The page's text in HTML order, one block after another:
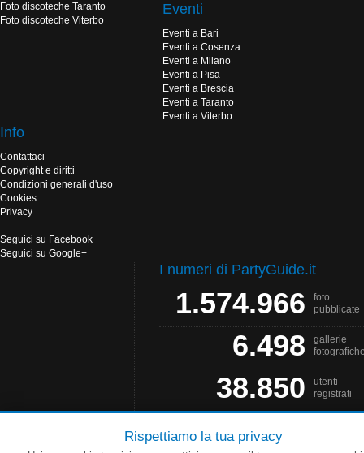
Foto discoteche Taranto
Foto discoteche Viterbo
Eventi
Eventi a Bari
Eventi a Cosenza
Eventi a Milano
Eventi a Pisa
Eventi a Brescia
Eventi a Taranto
Eventi a Viterbo
Info
Contattaci
Copyright e diritti
Condizioni generali d'uso
Cookies
Privacy
Seguici su Facebook
Seguici su Google+
I numeri di PartyGuide.it
1.574.966
foto
pubblicate
6.498
gallerie
38.850
utenti
registrati
Web Solution Salonna Web Designer
Rispettiamo la tua privacy